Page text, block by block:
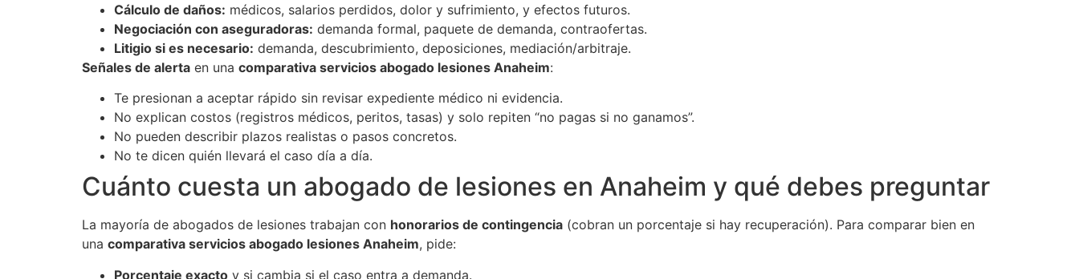
Cálculo de daños: médicos, salarios perdidos, dolor y sufrimiento, y efectos futuros.
Negociación con aseguradoras: demanda formal, paquete de demanda, contraofertas.
Litigio si es necesario: demanda, descubrimiento, deposiciones, mediación/arbitraje.
Señales de alerta en una comparativa servicios abogado lesiones Anaheim:
Te presionan a aceptar rápido sin revisar expediente médico ni evidencia.
No explican costos (registros médicos, peritos, tasas) y solo repiten “no pagas si no ganamos”.
No pueden describir plazos realistas o pasos concretos.
No te dicen quién llevará el caso día a día.
Cuánto cuesta un abogado de lesiones en Anaheim y qué debes preguntar
La mayoría de abogados de lesiones trabajan con honorarios de contingencia (cobran un porcentaje si hay recuperación). Para comparar bien en
una comparativa servicios abogado lesiones Anaheim, pide:
Porcentaje exacto y si cambia si el caso entra a demanda.